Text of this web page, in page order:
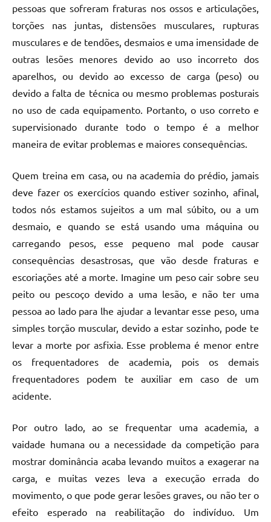
pessoas que sofreram fraturas nos ossos e articulações,
torções nas juntas, distensões musculares, rupturas
musculares e de tendões, desmaios e uma imensidade de
outras lesões menores devido ao uso incorreto dos
aparelhos, ou devido ao excesso de carga (peso) ou
devido a falta de técnica ou mesmo problemas posturais
no uso de cada equipamento. Portanto, o uso correto e
supervisionado durante todo o tempo é a melhor
maneira de evitar problemas e maiores consequências.
Quem treina em casa, ou na academia do prédio, jamais
deve fazer os exercícios quando estiver sozinho, afinal,
todos nós estamos sujeitos a um mal súbito, ou a um
desmaio, e quando se está usando uma máquina ou
carregando pesos, esse pequeno mal pode causar
consequências desastrosas, que vão desde fraturas e
escoriações até a morte. Imagine um peso cair sobre seu
peito ou pescoço devido a uma lesão, e não ter uma
pessoa ao lado para lhe ajudar a levantar esse peso, uma
simples torção muscular, devido a estar sozinho, pode te
levar a morte por asfixia. Esse problema é menor entre
os frequentadores de academia, pois os demais
frequentadores podem te auxiliar em caso de um
acidente.
Por outro lado, ao se frequentar uma academia, a
vaidade humana ou a necessidade da competição para
mostrar dominância acaba levando muitos a exagerar na
carga, e muitas vezes leva a execução errada do
movimento, o que pode gerar lesões graves, ou não ter o
efeito esperado na reabilitação do indivíduo. Um